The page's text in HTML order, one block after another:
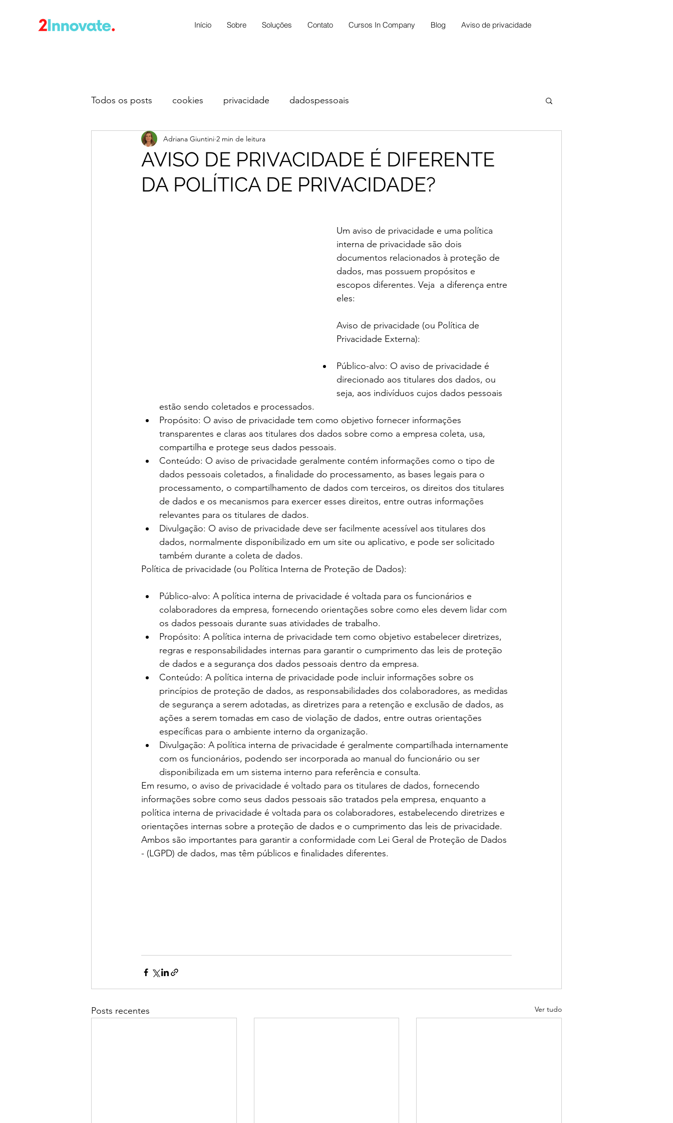
Início Sobre Soluções Contato Cursos In Company Blog Aviso de privacidade
Todos os posts cookies privacidade dadospessoais
AVISO DE PRIVACIDADE É DIFERENTE
DA POLÍTICA DE PRIVACIDADE?
Adriana Giuntini 2 min de leitura
Um aviso de privacidade e uma política
interna de privacidade são dois
documentos relacionados à proteção de
dados, mas possuem propósitos e
escopos diferentes. Veja  a diferença entre
eles:
Aviso de privacidade (ou Política de
Privacidade Externa):
Público-alvo: O aviso de privacidade é
direcionado aos titulares dos dados, ou
seja, aos indivíduos cujos dados pessoais
estão sendo coletados e processados.
Propósito: O aviso de privacidade tem como objetivo fornecer informações
transparentes e claras aos titulares dos dados sobre como a empresa coleta, usa,
compartilha e protege seus dados pessoais.
Conteúdo: O aviso de privacidade geralmente contém informações como o tipo de
dados pessoais coletados, a finalidade do processamento, as bases legais para o
processamento, o compartilhamento de dados com terceiros, os direitos dos titulares
de dados e os mecanismos para exercer esses direitos, entre outras informações
relevantes para os titulares de dados.
Divulgação: O aviso de privacidade deve ser facilmente acessível aos titulares dos
dados, normalmente disponibilizado em um site ou aplicativo, e pode ser solicitado
também durante a coleta de dados.
Política de privacidade (ou Política Interna de Proteção de Dados):
Público-alvo: A política interna de privacidade é voltada para os funcionários e
colaboradores da empresa, fornecendo orientações sobre como eles devem lidar com
os dados pessoais durante suas atividades de trabalho.
Propósito: A política interna de privacidade tem como objetivo estabelecer diretrizes,
regras e responsabilidades internas para garantir o cumprimento das leis de proteção
de dados e a segurança dos dados pessoais dentro da empresa.
Conteúdo: A política interna de privacidade pode incluir informações sobre os
princípios de proteção de dados, as responsabilidades dos colaboradores, as medidas
de segurança a serem adotadas, as diretrizes para a retenção e exclusão de dados, as
ações a serem tomadas em caso de violação de dados, entre outras orientações
específicas para o ambiente interno da organização.
Divulgação: A política interna de privacidade é geralmente compartilhada internamente
com os funcionários, podendo ser incorporada ao manual do funcionário ou ser
disponibilizada em um sistema interno para referência e consulta.
Em resumo, o aviso de privacidade é voltado para os titulares de dados, fornecendo
informações sobre como seus dados pessoais são tratados pela empresa, enquanto a
política interna de privacidade é voltada para os colaboradores, estabelecendo diretrizes e
orientações internas sobre a proteção de dados e o cumprimento das leis de privacidade.
Ambos são importantes para garantir a conformidade com Lei Geral de Proteção de Dados
- (LGPD) de dados, mas têm públicos e finalidades diferentes.
Posts recentes Ver tudo